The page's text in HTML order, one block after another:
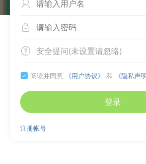


 安全提问(未设置请忽略)
 阅读并同意 《用户协议》 和 《隐私声
登录
注册帐号